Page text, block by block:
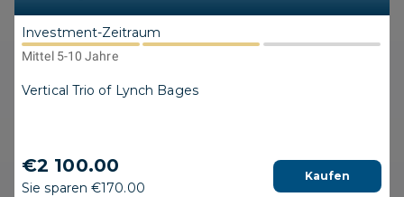
Investment-Zeitraum
Mittel 5-10 Jahre
Vertical Trio of Lynch Bages
€2 100.00
Sie sparen €170.00
Kaufen